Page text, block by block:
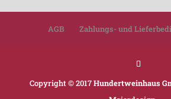
AGB Zahlungs- und
Copyright © 2017Hundertweinhaus